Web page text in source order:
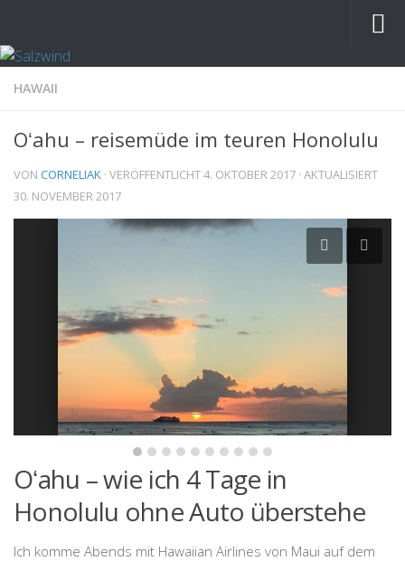
HAWAII
Oʻahu – reisemüde im teuren Honolulu
VON CORNELIAK · VERÖFFENTLICHT4. OKTOBER 2017 · AKTUALISIERT
30. NOVEMBER 2017
Oʻahu – wie ich 4 Tage in
Honolulu ohne Auto überstehe
Ich komme Abends mit Hawaiian Airlines von Maui auf dem